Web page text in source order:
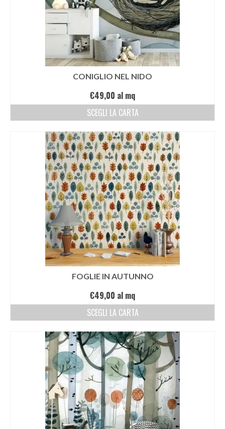
CONIGLIO NEL NIDO
€49,00 al mq
SCEGLI LA CARTA
FOGLIE IN AUTUNNO
€49,00 al mq
SCEGLI LA CARTA